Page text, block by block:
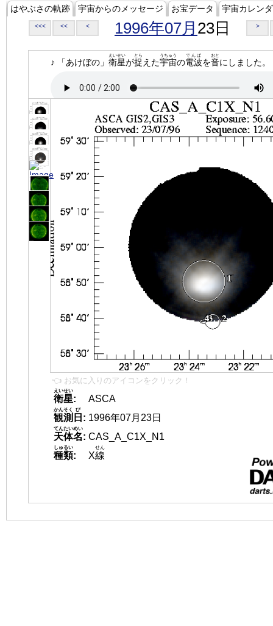
はやぶさの軌跡 宇宙からのメッセージ お宝データ 宇宙カレン
<<< << < 1996年07月 23日 >
♪ 「あけぼの」 衛星
えいせい
が捉
とら
えた宇宙
うちゅう
の電波
でんぱ
を音
おと
にしました。
👈 お気に入りのアイコンをクリック！
衛星
えいせい
:
ASCA
観測
かんそく
日
び
: 1996年07月23日
天体名
てんたいめい
: CAS_A_C1X_N1
種類
しゅるい
: X線
せん